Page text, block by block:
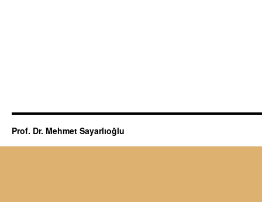
Prof. Dr. Mehmet Sayarlıoğlu